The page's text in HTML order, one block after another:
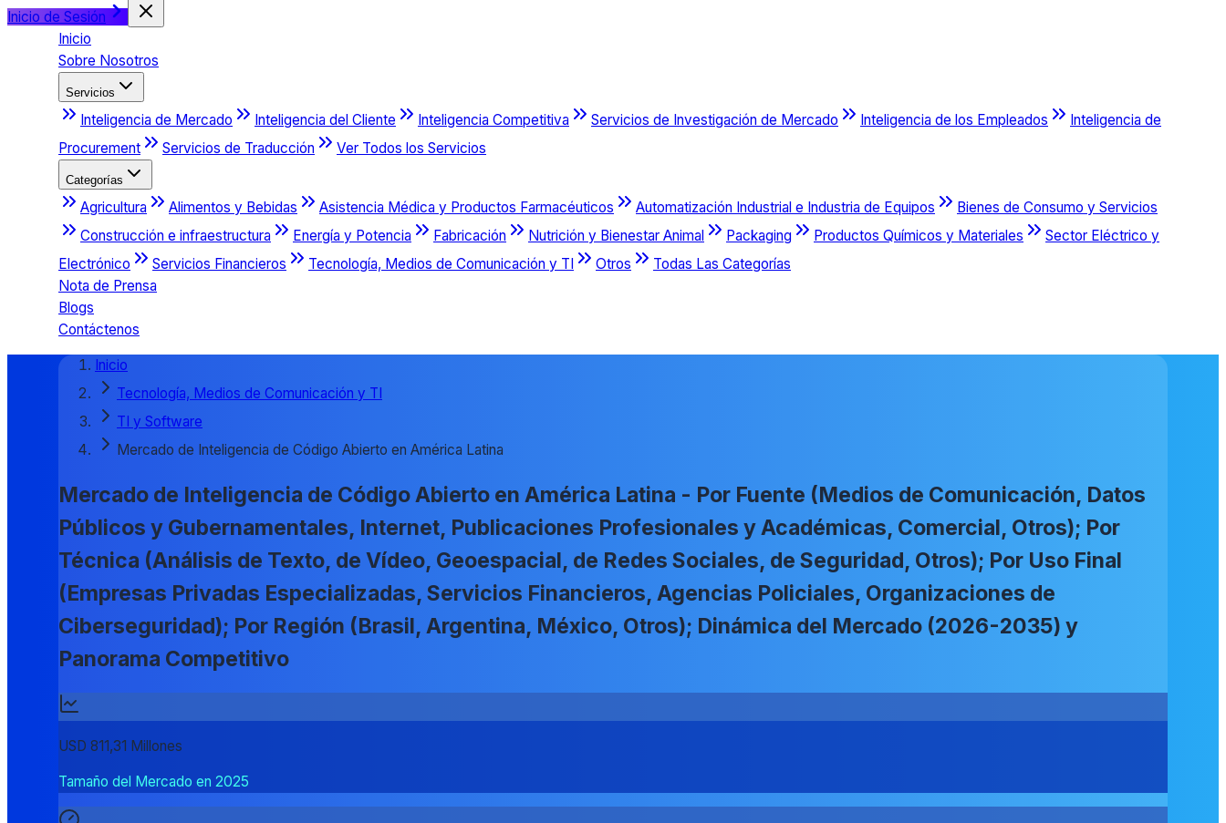
Inicio de Sesión
Inicio
Sobre Nosotros
Servicios
Inteligencia de Mercado Inteligencia del Cliente Inteligencia Competitiva Servicios de Investigación de Mercado Inteligencia de los Empleados
Inteligencia de
Procurement
Servicios de Traducción Ver Todos los Servicios
Categorías
Agricultura Alimentos y Bebidas Asistencia Médica y Productos Farmacéuticos Automatización Industrial e Industria de Equipos
Bienes de Consumo y Servicios
Construcción e infraestructura
Energía y Potencia Fabricación Nutrición y Bienestar Animal Packaging Productos Químicos y Materiales
Sector Eléctrico y
Electrónico
Servicios Financieros Tecnología, Medios de Comunicación y TI Otros
Todas Las Categorías
Nota de Prensa
Blogs
Contáctenos
Inicio
Tecnología, Medios de Comunicación y TI
TI y Software
Mercado de Inteligencia de Código Abierto en América Latina
Mercado de Inteligencia de Código Abierto en América Latina - Por Fuente (Medios de Comunicación, Datos
Públicos y Gubernamentales, Internet, Publicaciones Profesionales y Académicas, Comercial, Otros); Por
Técnica (Análisis de Texto, de Vídeo, Geoespacial, de Redes Sociales, de Seguridad, Otros); Por Uso Final
(Empresas Privadas Especializadas, Servicios Financieros, Agencias Policiales, Organizaciones de
Ciberseguridad); Por Región (Brasil, Argentina, México, Otros); Dinámica del Mercado (2026-2035) y
Panorama Competitivo
USD 811,31 Millones
Tamaño del Mercado en 2025